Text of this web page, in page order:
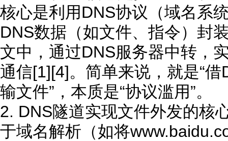
核心是利用DNS协议（域名系
DNS数据（如文件、指令）封
文中，通过DNS服务器中转，
通信[1][4]。简单来说，就是“
输文件”，本质是“协议滥用”。
2. DNS隧道实现文件外发的核
于域名解析（如将